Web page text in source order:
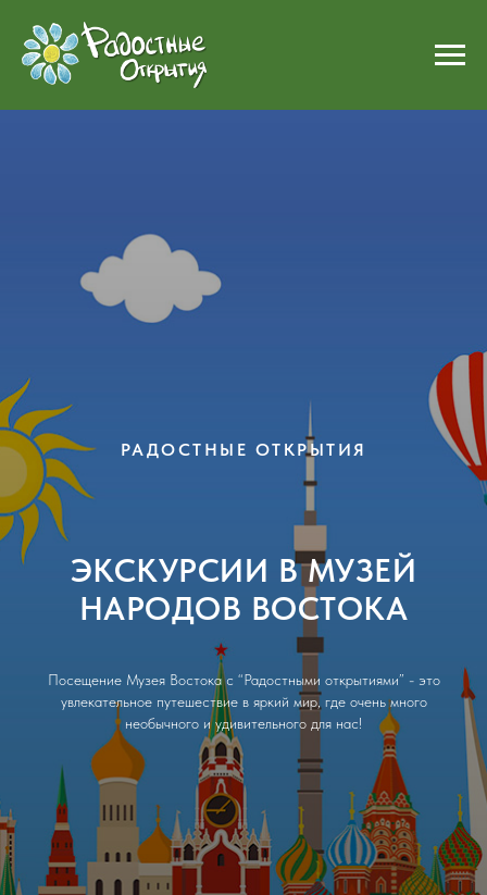
РАДОСТНЫЕ ОТКРЫТИЯ
ЭКСКУРСИИ В МУЗЕЙ
НАРОДОВ ВОСТОКА
Посещение Музея Востока с “Радостными открытиями” - это
увлекательное путешествие в яркий мир, где очень много
необычного и удивительного для нас!